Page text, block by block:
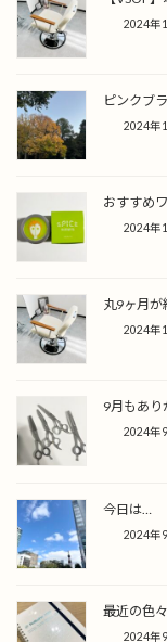
2024年
ピンクブ
2024年
おすすめ
2024年
丸9ヶ月が
2024年
9月もあり
2024年
今日は…
2024年
最近の色々
2024年